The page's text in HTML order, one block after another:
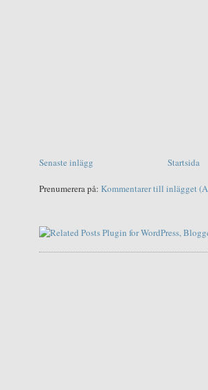
Senaste inlägg Startsida
Prenumerera på: Kommentarer till inlägget